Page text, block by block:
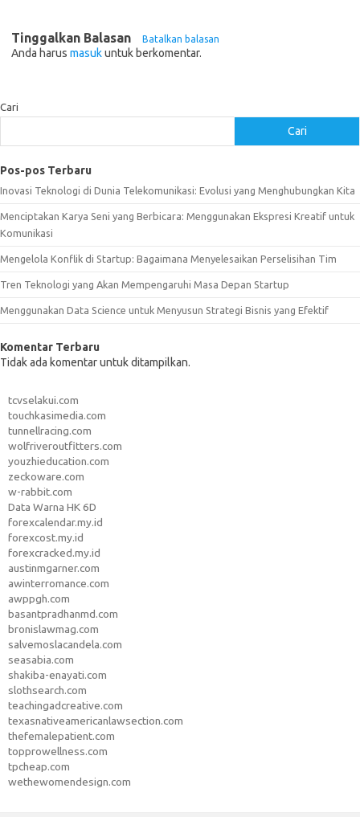
Tinggalkan Balasan Batalkan balasan
Anda harus masukuntuk berkomentar.
Cari
Cari
Pos-pos Terbaru
Inovasi Teknologi di Dunia Telekomunikasi: Evolusi yang Menghubungkan Kita
Menciptakan Karya Seni yang Berbicara: Menggunakan Ekspresi Kreatif untuk
Komunikasi
Mengelola Konflik di Startup: Bagaimana Menyelesaikan Perselisihan Tim
Tren Teknologi yang Akan Mempengaruhi Masa Depan Startup
Menggunakan Data Science untuk Menyusun Strategi Bisnis yang Efektif
Komentar Terbaru
Tidak ada komentar untuk ditampilkan.
tcvselakui.com
touchkasimedia.com
tunnellracing.com
wolfriveroutfitters.com
youzhieducation.com
zeckoware.com
w-rabbit.com
Data Warna HK 6D
forexcalendar.my.id
forexcost.my.id
forexcracked.my.id
austinmgarner.com
awinterromance.com
awppgh.com
basantpradhanmd.com
bronislawmag.com
salvemoslacandela.com
seasabia.com
shakiba-enayati.com
slothsearch.com
teachingadcreative.com
texasnativeamericanlawsection.com
thefemalepatient.com
topprowellness.com
tpcheap.com
wethewomendesign.com